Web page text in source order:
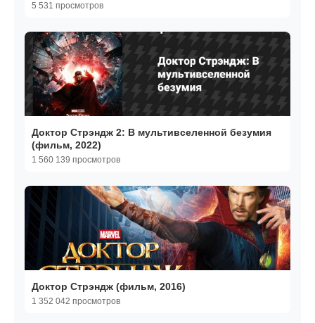
5 531 просмотров
Доктор Стрэндж 2: В мультивселенной безумия
(фильм, 2022)
1 560 139 просмотров
Доктор Стрэндж (фильм, 2016)
1 352 042 просмотров